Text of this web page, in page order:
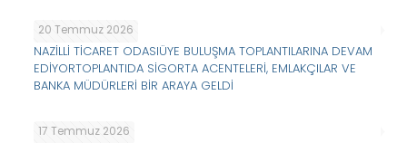
20 Temmuz 2026
NAZİLLİ TİCARET ODASIÜYE BULUŞMA TOPLANTILARINA DEVAM
EDİYORTOPLANTIDA SİGORTA ACENTELERİ, EMLAKÇILAR VE
BANKA MÜDÜRLERİ BİR ARAYA GELDİ
17 Temmuz 2026